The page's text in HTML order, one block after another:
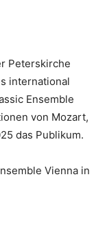
Peterskirche
international
Ensemble
von Mozart,
das Publikum.
Vienna in